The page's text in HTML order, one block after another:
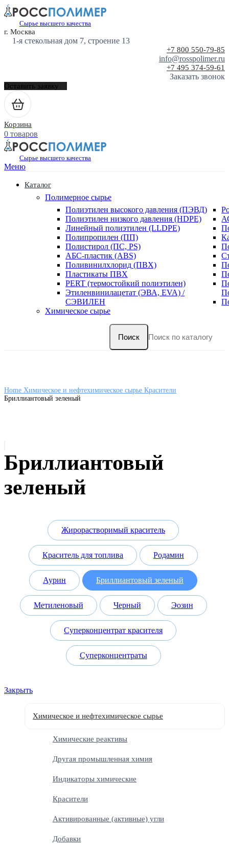
Сырье высшего качества
г. Москва
1-я стекольная дом 7, строение 13
+7 800 550-79-85
info@rosspolimer.ru
+7 495 374-59-61
Заказать звонок
Оставить заявку
Корзина
0 товаров
Сырье высшего качества
Меню
Каталог
Полимерное сырье
Полиэтилен высокого давления (ПЭВД)
Полиэтилен низкого давления (HDPE)
Линейный полиэтилен (LLDPE)
Полипропилен (ПП)
Полистирол (ПС, PS)
АБС-пластик (ABS)
Поливинилхлорид (ПВХ)
Пластикаты ПВХ
PERT (термостойкий полиэтилен)
Этиленвинилацетат (ЭВА, EVA) /
СЭВИЛЕН
Химическое сырье
Поиск
Home Химическое и нефтехимическое сырье Красители
Бриллиантовый зеленый
Бриллиантовый
зеленый
Жирорастворимый краситель
Краситель для топлива Родамин
Аурин Бриллиантовый зеленый
Метиленовый Черный Эозин
Суперконцентрат красителя
Суперконцентраты
Закрыть
Химическое и нефтехимическое сырье
Химические реактивы
Другая промышленная химия
Индикаторы химические
Красители
Активированные (активные) угли
Добавки